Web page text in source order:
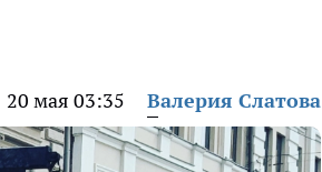
20 мая 03:35 Валерия Слатова